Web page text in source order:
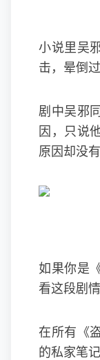
小说里吴
击，晕倒过
剧中吴邪
因，只说
原因却没有
如果你是
看这段剧
在所有《
的私家笔